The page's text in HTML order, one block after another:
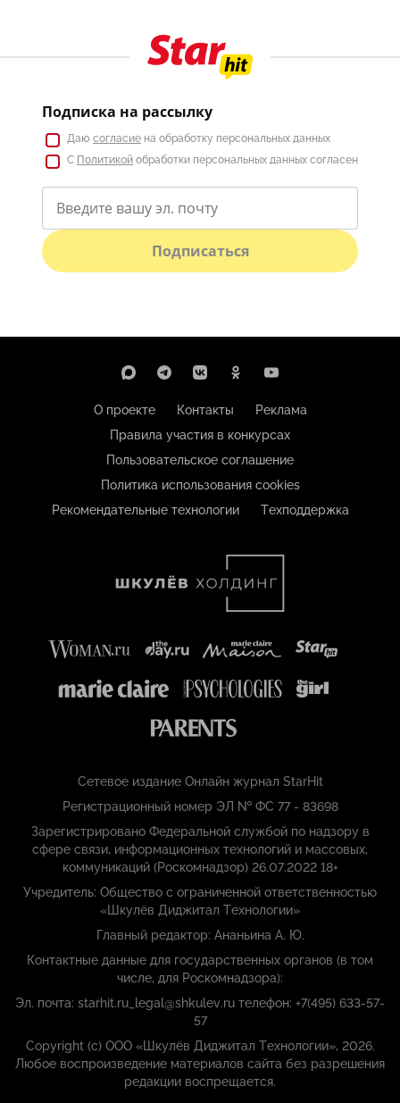
Подписка на рассылку
Даю согласие на обработку персональных данных
С Политикой обработки персональных данных согласен
Подписаться
О проекте Контакты
Реклама
Правила участия в конкурсах
Пользовательское соглашение
Политика использования cookies
Рекомендательные технологии
Техподдержка
Сетевое издание Онлайн журнал StarHit
Регистрационный номер ЭЛ № ФС 77 - 83698
Зарегистрировано Федеральной службой по надзору в
сфере связи, информационных технологий и массовых,
коммуникаций (Роскомнадзор) 26.07.2022 18+
Учредитель: Общество с ограниченной ответственностью
«Шкулёв Диджитал Технологии»
Главный редактор: Ананьина А. Ю.
Контактные данные для государственных органов (в том
числе, для Роскомнадзора):
Эл. почта: starhit.ru_legal@shkulev.ru телефон: +7(495) 633-57-
57
Copyright (с) ООО «Шкулёв Диджитал Технологии», 2026.
Любое воспроизведение материалов сайта без разрешения
редакции воспрещается.